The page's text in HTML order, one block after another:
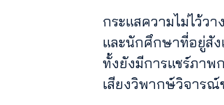
กระแสความไม่ไว้ว
และนักศึกษาที่อยู่สั
ทั้งยังมีการแชร์ภาพ
เสียงวิพากษ์วิจารณ์